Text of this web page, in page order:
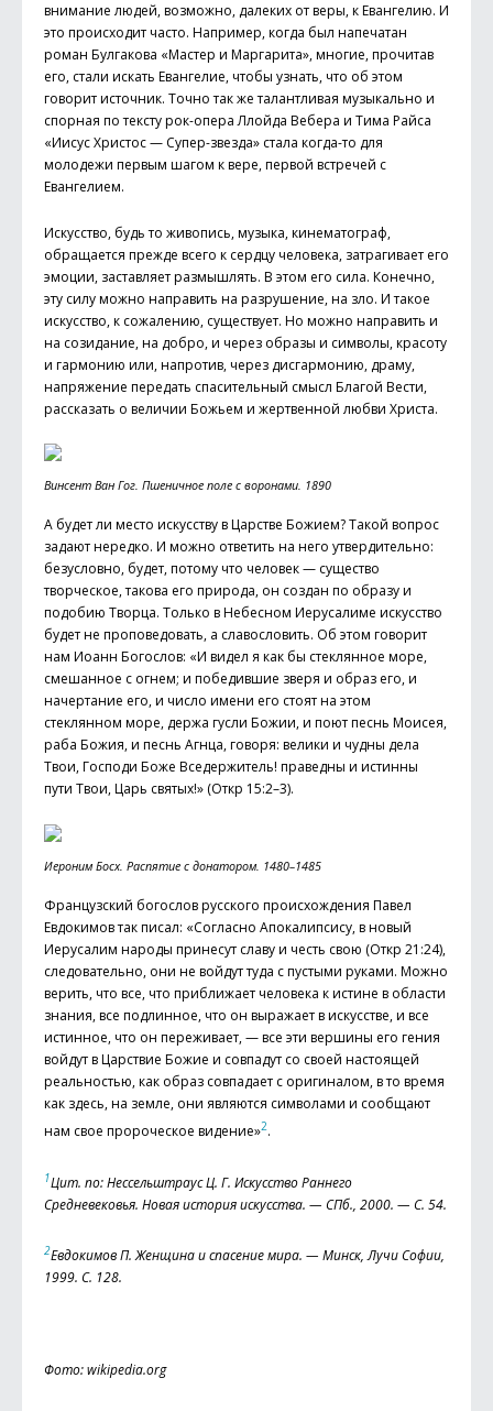
внимание людей, возможно, далеких от веры, к Евангелию. И
это происходит часто. Например, когда был напечатан
роман Булгакова «Мастер и Маргарита», многие, прочитав
его, стали искать Евангелие, чтобы узнать, что об этом
говорит источник. Точно так же талантливая музыкально и
спорная по тексту рок-­опера Ллойда Вебера и Тима Райса
«Иисус Христос — Супер-звезда» стала когда-то для
молодежи первым шагом к вере, первой встречей с
Евангелием.
Искусство, будь то живопись, музыка, кинематограф,
обращается прежде всего к сердцу человека, затрагивает его
эмоции, заставляет размышлять. В этом его сила. Конечно,
эту силу можно направить на разрушение, на зло. И такое
искусство, к сожалению, существует. Но можно направить и
на созидание, на добро, и через образы и символы, красоту
и гармонию или, напротив, через дисгармонию, драму,
напряжение передать спасительный смысл Благой Вести,
рассказать о величии Божьем и жертвенной любви Христа.
Винсент Ван Гог. Пшеничное поле с воронами. 1890
А будет ли место искусству в Царстве Божием? Такой вопрос
задают нередко. И можно ответить на него утвердительно:
безусловно, будет, потому что человек — существо
творческое, такова его природа, он создан по образу и
подобию Творца. Только в Небесном Иерусалиме искусство
будет не проповедовать, а славословить. Об этом говорит
нам Иоанн Богослов: «И видел я как бы стеклянное море,
смешанное с огнем; и победившие зверя и образ его, и
начертание его, и число имени его стоят на этом
стеклянном море, держа гусли Божии, и поют песнь Моисея,
раба Божия, и песнь Агн­ца, говоря: велики и чудны дела
Твои, Господи Боже Вседержитель! праведны и истинны
пути Твои, Царь святых!» (Откр 15:2–3).
Иероним Босх. Распятие с донатором. 1480–1485
Французский богослов русского происхождения Павел
Евдокимов так писал: «Согласно Апокалипсису, в новый
Иерусалим народы принесут славу и честь свою (Откр 21:24),
следовательно, они не войдут туда с пустыми руками. Можно
верить, что все, что приближает человека к истине в области
знания, все подлинное, что он выражает в искусстве, и все
истинное, что он переживает, — все эти вершины его гения
войдут в Царствие Божие и совпадут со своей настоящей
реальностью, как образ совпадает с оригиналом, в то время
как здесь, на земле, они являются символами и сообщают
нам свое пророческое видение»2.
1Цит. по: Нессельштраус Ц. Г. Искусство Раннего
Средневековья. Новая история искусства. — СПб., 2000. — С. 54.
2Евдокимов П. Женщина и спасение мира. — Минск, Лучи Софии,
1999. С. 128.
Фото: wikipedia.org